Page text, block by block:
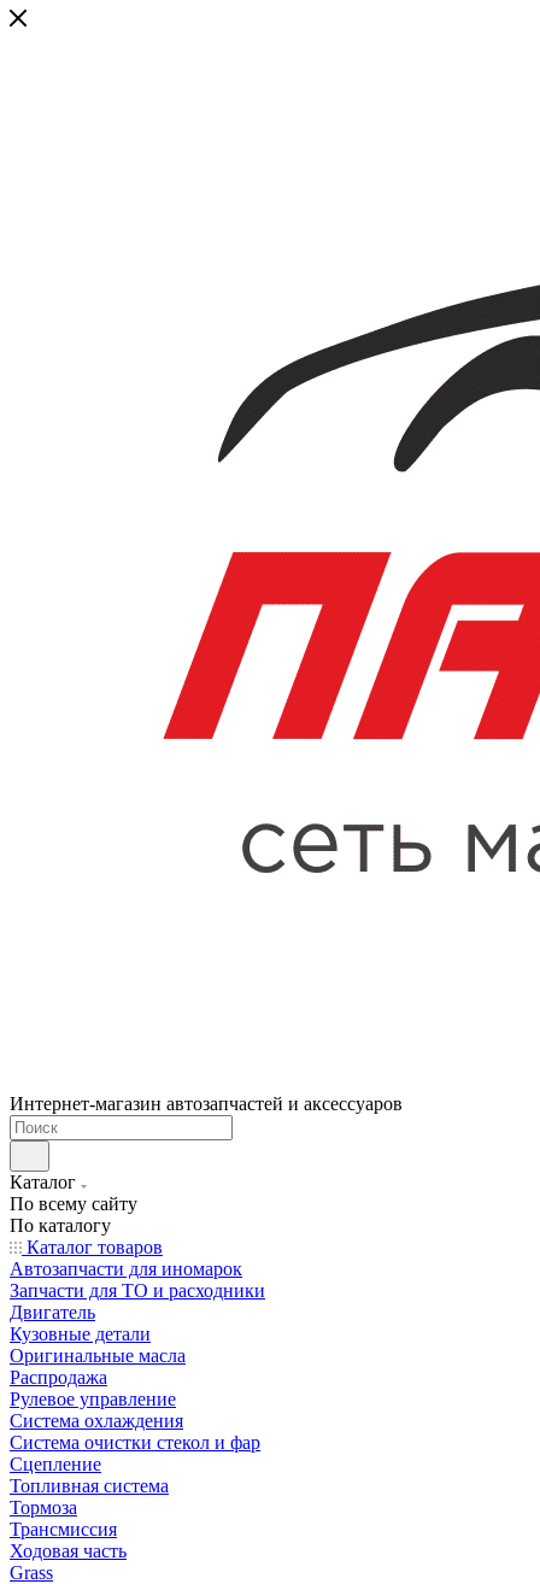
Интернет-магазин автозапчастей и аксессуаров
Каталог
По всему сайту
По каталогу
Каталог товаров
Автозапчасти для иномарок
Запчасти для ТО и расходники
Двигатель
Кузовные детали
Оригинальные масла
Распродажа
Рулевое управление
Система охлаждения
Система очистки стекол и фар
Сцепление
Топливная система
Тормоза
Трансмиссия
Ходовая часть
Grass